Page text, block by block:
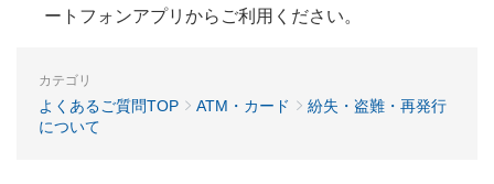
ートフォンアプリからご利用ください。
カテゴリ
よくあるご質問TOP ATM・カード
紛失・盗難・再発行
について